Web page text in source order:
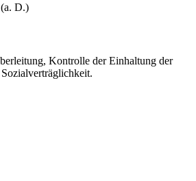
D.)
Kontrolle der Einhaltung der